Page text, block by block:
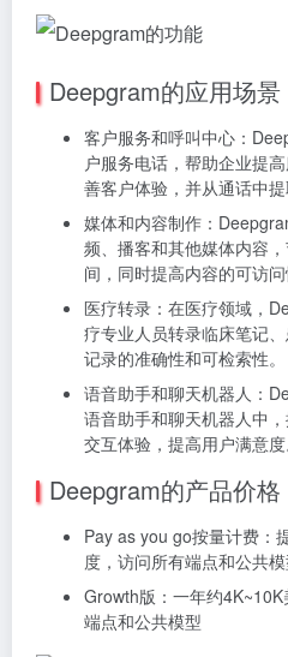
Deepgram的应用场景
客户服务和呼叫中心：
户服务电话，帮助企业提
善客户体验，并从通话中提
媒体和内容制作：
频、播客和其他媒体内容
间，同时提高内容的可访问
医疗转录：在医疗领域，
疗专业人员转录临床笔记
记录的准确性和可检索性。
语音助手和聊天机器人：
语音助手和聊天机器人中
交互体验，提高用户满意度
Deepgram的产品价格
Pay as you go按量计费：
度，访问所有端点和公共
Growth版：一年约
端点和公共模型